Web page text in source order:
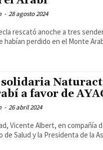
- 28 agosto 2024
rescató anoche a tres
habían perdido en el Monte
a favor de
- 26 abril 2024
Vicente Albert, en compañía
de Salud y la Presidenta de la